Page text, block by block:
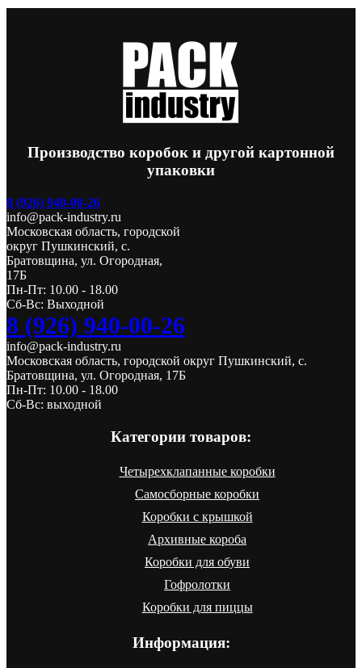
Производство коробок и другой картонной
упаковки
8 (926) 940-00-26
info@pack-industry.ru
Московская область, городской
округ Пушкинский, с.
Братовщина, ул. Огородная,
17Б
Пн-Пт: 10.00 - 18.00
Сб-Вс: Выходной
8 (926) 940-00-26
info@pack-industry.ru
Московская область, городской округ Пушкинский, с.
Братовщина, ул. Огородная, 17Б
Пн-Пт: 10.00 - 18.00
Сб-Вс: выходной
Категории товаров:
Четырехклапанные коробки
Самосборные коробки
Коробки с крышкой
Архивные короба
Коробки для обуви
Гофролотки
Коробки для пиццы
Информация: